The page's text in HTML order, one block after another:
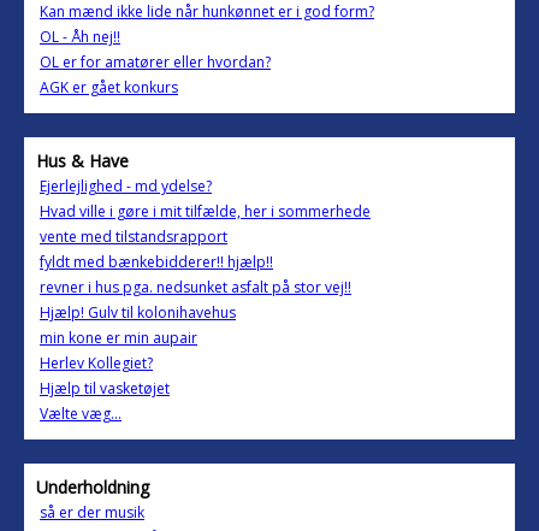
Kan mænd ikke lide når hunkønnet er i god form?
OL - Åh nej!!
OL er for amatører eller hvordan?
AGK er gået konkurs
Hus & Have
Ejerlejlighed - md ydelse?
Hvad ville i gøre i mit tilfælde, her i sommerhede
vente med tilstandsrapport
fyldt med bænkebidderer!! hjælp!!
revner i hus pga. nedsunket asfalt på stor vej!!
Hjælp! Gulv til kolonihavehus
min kone er min aupair
Herlev Kollegiet?
Hjælp til vasketøjet
Vælte væg...
Underholdning
så er der musik